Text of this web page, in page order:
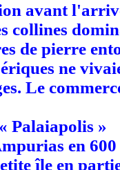
avant
collines
de pierre
ne
Le
Palaiapolis »
en
île en